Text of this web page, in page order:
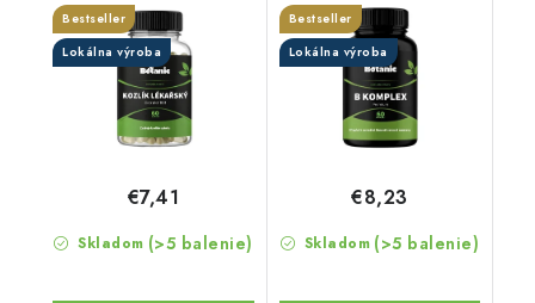
Bestseller
Lokálna výroba
Skladom (>5 balenie)
€7,41
Bestseller
Lokálna výroba
Skladom (>5 balenie)
€8,23